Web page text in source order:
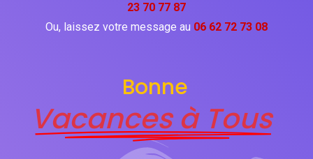
23 70 77 87
Ou, laissez votre message au 06 62 72 73 08
Bonne
Vacances à Tous